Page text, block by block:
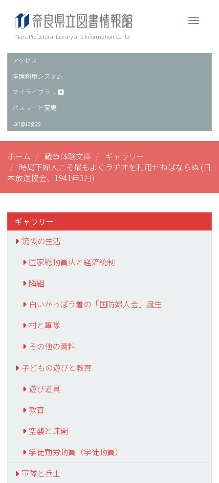
Nara Prefectural Library and Information Center
ヘ
ッ
ダ
ー
アクセス
座席利用システム
マイライブラリ
パスワード変更
languages
ホーム 戦争体験文庫
ギャラリー
時局下婦人こそ最もよくラヂオを利用せねばならぬ (日
本放送協会、1941年3月)
ギャラリー
銃後の生活
国家総動員法と経済統制
隣組
白いかっぽう着の「国防婦人会」誕生
村と軍隊
その他の資料
子どもの遊びと教育
遊び道具
教育
空襲と疎開
学徒勤労動員（学徒動員）
軍隊と兵士